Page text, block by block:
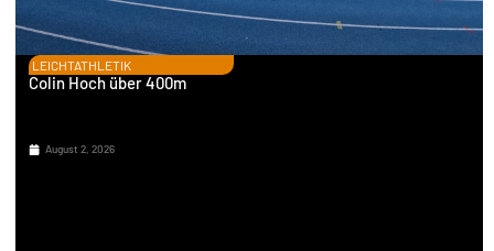
LEICHTATHLETIK
Colin Hoch über 400m
August 2, 2026